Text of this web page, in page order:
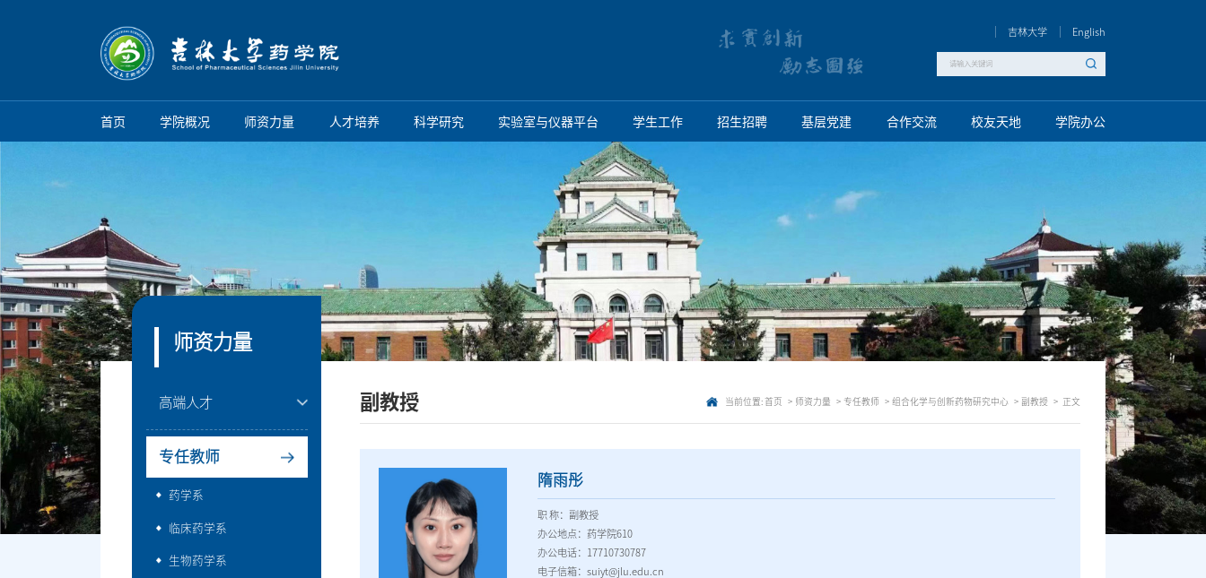
吉林大学 English
首页 学院概况 师资力量 人才培养 科学研究 实验室与仪器平台 学生工作 招生招聘 基层党建 合作交流 校友天地 学院办公
师资力量
高端人才
专任教师
药学系
临床药学系
生物药学系
副教授 当前位置: 首页 师资力量 专任教师 组合化学与创新药物研究中心 副教授 正文
隋雨彤
职 称：副教授
办公地点：药学院610
办公电话：17710730787
电子信箱：suiyt@jlu.edu.cn